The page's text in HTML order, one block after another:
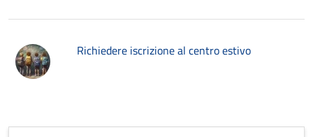
Richiedere iscrizione al centro estivo